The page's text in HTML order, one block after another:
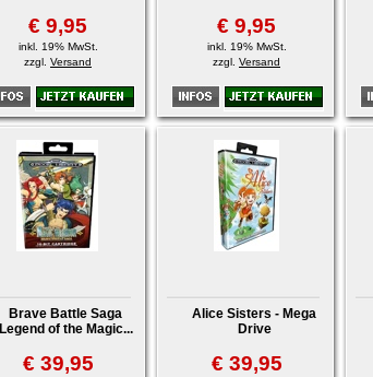
€ 9,95
inkl. 19% MwSt.
zzgl. Versand
€ 9,95
inkl. 19% MwSt.
zzgl. Versand
Brave Battle Saga
Legend of the Magic...
€ 39,95
Alice Sisters - Mega
Drive
€ 39,95